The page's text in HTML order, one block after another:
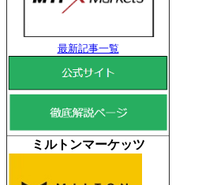
最新記事一覧
ミルトンマーケッツ